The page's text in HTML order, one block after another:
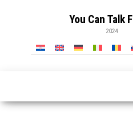
You Can Talk
2024